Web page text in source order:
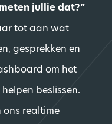
jullie dat?”
tot aan wat
gesprekken en
om het
beslissen.
ons realtime